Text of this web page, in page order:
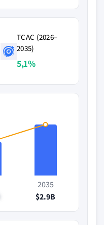
TCAC (2026–
2035)
5,1%
2035
$2.9B